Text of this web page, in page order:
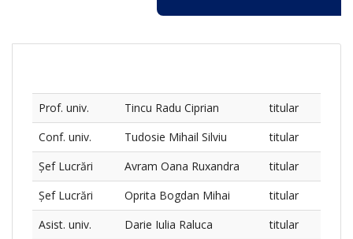
Prof. univ. Tincu Radu Ciprian
titular
Conf. univ.
Tudosie Mihail Silviu
titular
Șef Lucrări
Avram Oana Ruxandra
titular
Șef Lucrări
Oprita Bogdan Mihai
titular
Asist. univ.
Darie Iulia Raluca
titular